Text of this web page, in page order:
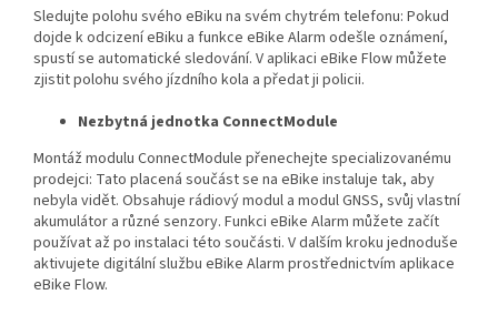
Sledujte polohu svého eBiku na svém chytrém telefonu: Pokud
dojde k odcizení eBiku a funkce eBike Alarm odešle oznámení,
spustí se automatické sledování. V aplikaci eBike Flow můžete
zjistit polohu svého jízdního kola a předat ji policii.
Nezbytná jednotka ConnectModule
Montáž modulu ConnectModule přenechejte specializovanému
prodejci: Tato placená součást se na eBike instaluje tak, aby
nebyla vidět. Obsahuje rádiový modul a modul GNSS, svůj vlastní
akumulátor a různé senzory. Funkci eBike Alarm můžete začít
používat až po instalaci této součásti. V dalším kroku jednoduše
aktivujete digitální službu eBike Alarm prostřednictvím aplikace
eBike Flow.